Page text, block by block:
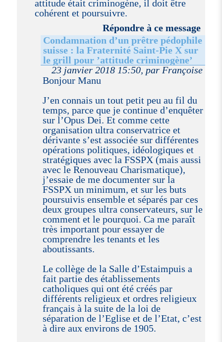
attitude était criminogène, il doit être
cohérent et poursuivre.
Répondre à ce message
Condamnation d’un prêtre pédophile
suisse : la Fraternité Saint-Pie X sur
le grill pour ’attitude criminogène’
23 janvier 2018 15:50, par Françoise
Bonjour Manu
J’en connais un tout petit peu au fil du
temps, parce que je continue d’enquêter
sur l’Opus Dei. Et comme cette
organisation ultra conservatrice et
dérivante s’est associée sur différentes
opérations politiques, idéologiques et
stratégiques avec la FSSPX (mais aussi
avec le Renouveau Charismatique),
j’essaie de me documenter sur la
FSSPX un minimum, et sur les buts
poursuivis ensemble et séparés par ces
deux groupes ultra conservateurs, sur le
comment et le pourquoi. Ca me paraît
très important pour essayer de
comprendre les tenants et les
aboutissants.
Le collège de la Salle d’Estaimpuis a
fait partie des établissements
catholiques qui ont été créés par
différents religieux et ordres religieux
français à la suite de la loi de
séparation de l’Eglise et de l’Etat, c’est
à dire aux environs de 1905.